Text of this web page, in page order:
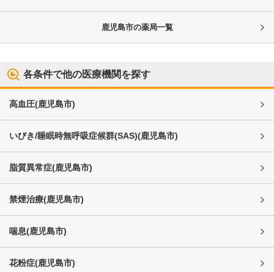
鹿児島市の薬局一覧
各条件で他の医療機関を探す
高血圧(鹿児島市)
いびき/睡眠時無呼吸症候群(SAS)(鹿児島市)
脂質異常症(鹿児島市)
禁煙治療(鹿児島市)
喘息(鹿児島市)
花粉症(鹿児島市)